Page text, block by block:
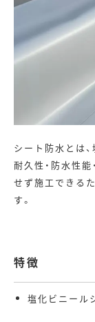
シート防水とは
耐久性・防水性
せず施工できる
す。
特徴
塩化ビニール